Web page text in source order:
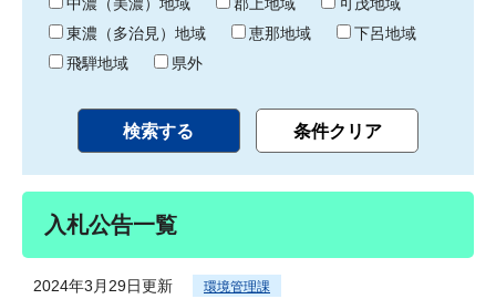
東濃（多治見）地域
恵那地域
下呂地域
飛騨地域
県外
入札公告一覧
2024年3月29日更新 環境管理課